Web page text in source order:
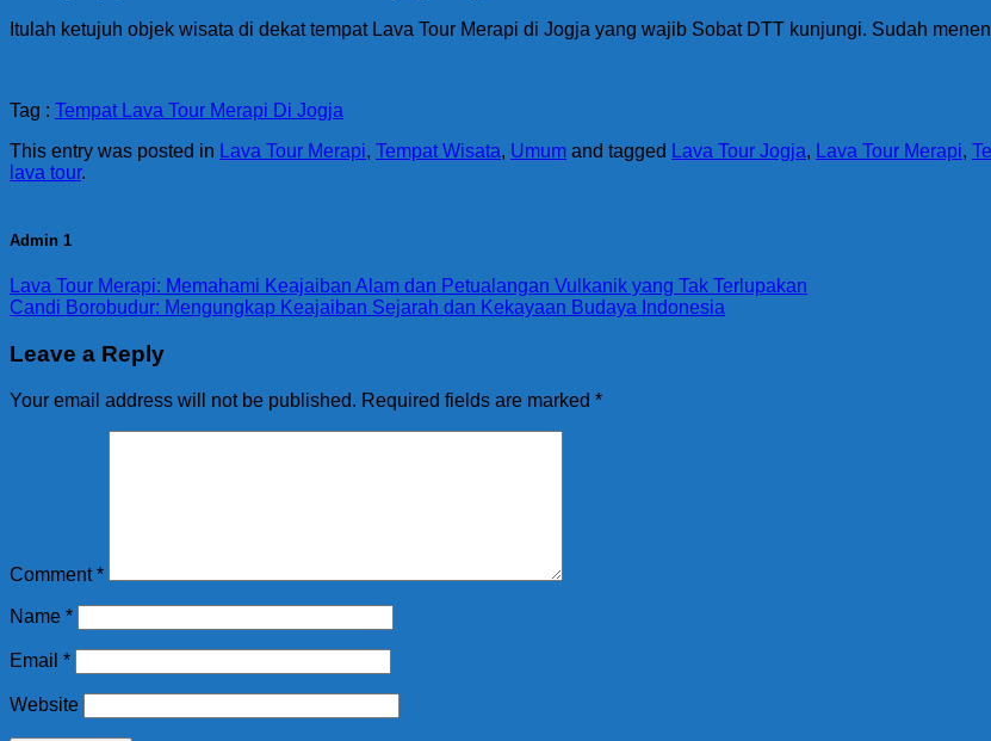
Itulah ketujuh objek wisata di dekat tempat Lava Tour Merapi di Jogja yang wajib Sobat DTT kunjungi. Sudah
Tag : Tempat Lava Tour Merapi Di Jogja
This entry was posted in Lava Tour Merapi, Tempat Wisata, Umum and tagged Lava Tour Jogja, Lava Tour Merapi,
lava tour.
Admin 1
Lava Tour Merapi: Memahami Keajaiban Alam dan Petualangan Vulkanik yang Tak Terlupakan
Candi Borobudur: Mengungkap Keajaiban Sejarah dan Kekayaan Budaya Indonesia
Leave a Reply
Your email address will not be published. Required fields are marked *
Comment*
Name *
Email *
Website